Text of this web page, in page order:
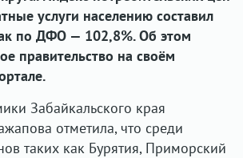
услуги населению составил
по ДФО — 102,8%. Об этом
правительство на своём
Забайкальского края
отметила, что среди
таких как Бурятия, Приморский